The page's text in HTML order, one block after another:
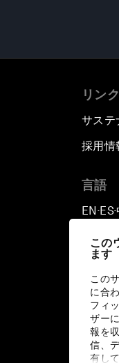
この
ます
この
に合
フィ
ザー
報を
信、
有し
リンク
サステ
採用情
言語
EN ▪ES▪